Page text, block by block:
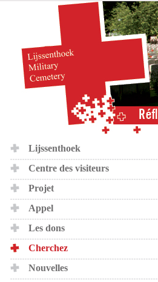
Lijssenthoek
Centre des visiteurs
Projet
Appel
Les dons
Cherchez
Nouvelles